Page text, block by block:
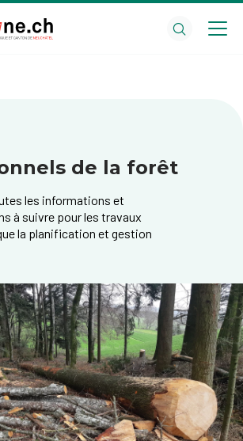
de la forêt
les informations et
à suivre pour les travaux
la planification et gestion